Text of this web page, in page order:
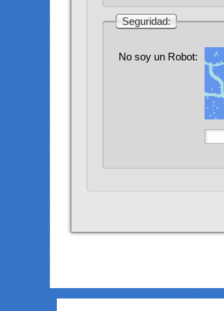
Seguridad:
No soy un Robot: